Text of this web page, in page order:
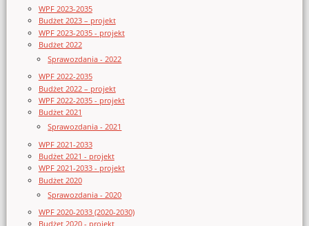
WPF 2023-2035
Budżet 2023 – projekt
WPF 2023-2035 - projekt
Budżet 2022
Sprawozdania - 2022
WPF 2022-2035
Budżet 2022 – projekt
WPF 2022-2035 - projekt
Budżet 2021
Sprawozdania - 2021
WPF 2021-2033
Budżet 2021 - projekt
WPF 2021-2033 - projekt
Budżet 2020
Sprawozdania - 2020
WPF 2020-2033 (2020-2030)
Budżet 2020 - projekt